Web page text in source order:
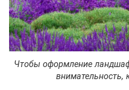
Чтобы оформление
внимательность,